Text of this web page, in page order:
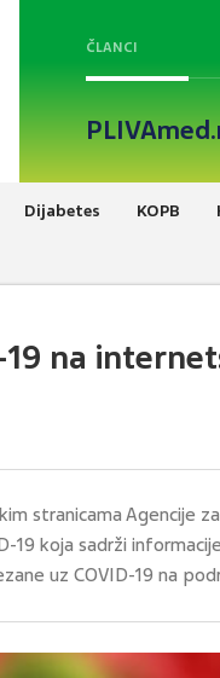
ČLANCI
Dijabetes KOPB
19 na
stranicama Agencije
19 koja sadrži
uz COVID-19 na